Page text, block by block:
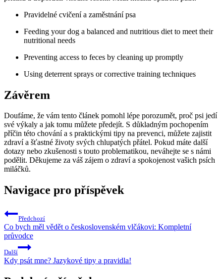
Pravidelné cvičení a zaměstnání psa
Feeding your dog a balanced and nutritious diet to meet their
nutritional needs
Preventing access to feces by cleaning up promptly
Using deterrent sprays or corrective training techniques
Závěrem
Doufáme, že vám tento článek pomohl lépe porozumět, proč psi jedí
své výkaly a jak tomu můžete předejít. S důkladným pochopením
příčin této chování a s praktickými tipy na prevenci, můžete zajistit
zdraví a šťastné životy svých chlupatých přátel. Pokud máte další
dotazy nebo zkušenosti s touto problematikou, neváhejte se s námi
podělit. Děkujeme za váš zájem o zdraví a spokojenost vašich psích
miláčků.
Navigace pro příspěvek
Předchozí
Co bych měl vědět o československém vlčákovi: Kompletní
průvodce
Další
Kdy psát mne? Jazykové tipy a pravidla!